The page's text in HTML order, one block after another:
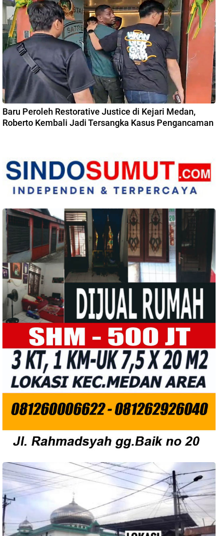
Baru Peroleh Restorative Justice di Kejari Medan,
Roberto Kembali Jadi Tersangka Kasus Pengancaman